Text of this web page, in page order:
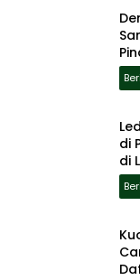
di
di